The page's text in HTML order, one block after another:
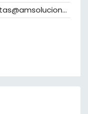
vtas@amsolucionesinmobiliarias.com